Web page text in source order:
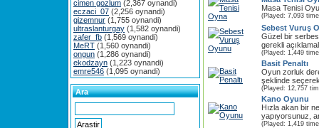
cimen gozlum (2,367 oynandi)
eczaci_07 (2,256 oynandi)
gizemnur (1,755 oynandi)
ultraslanturgay (1,582 oynandi)
zafer_fb (1,569 oynandi)
MeRT (1,560 oynandi)
ongun (1,286 oynandi)
ekodzayn (1,223 oynandi)
emre546 (1,095 oynandi)
Ara
Masa Tenisi
(Played: 7,093
Sebest Vuruş
Güzel bir
gerekli
(Played: 1,449
Basit Penaltı
Oyun zorluk
şeklinde
(Played: 12,757
Kano Oyunu
Hızla akan bir
yapıyorsunuz,
(Played: 1,419